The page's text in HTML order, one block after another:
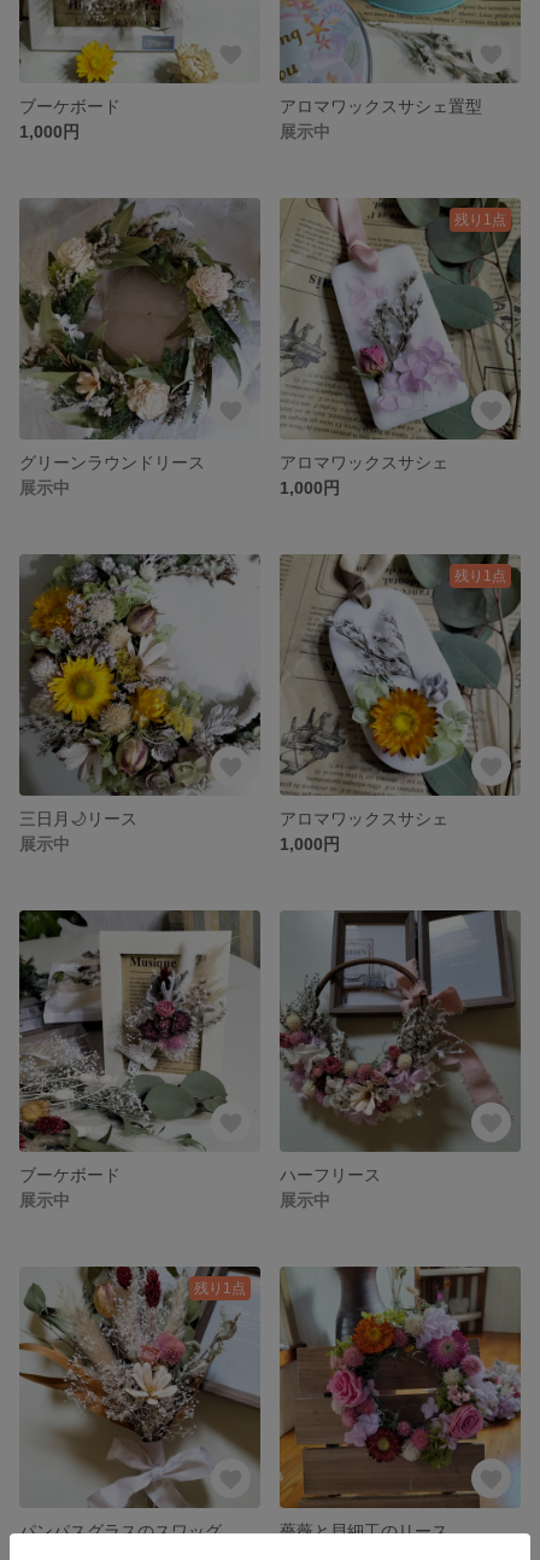
ブーケボード
1,000円
アロマワックスサシェ置型
展示中
グリーンラウンドリース
展示中
残り1点
アロマワックスサシェ
1,000円
三日月🌙リース
展示中
残り1点
アロマワックスサシェ
1,000円
ブーケボード
展示中
ハーフリース
展示中
残り1点
パンパスグラスのスワッグ
薔薇と貝細工のリース